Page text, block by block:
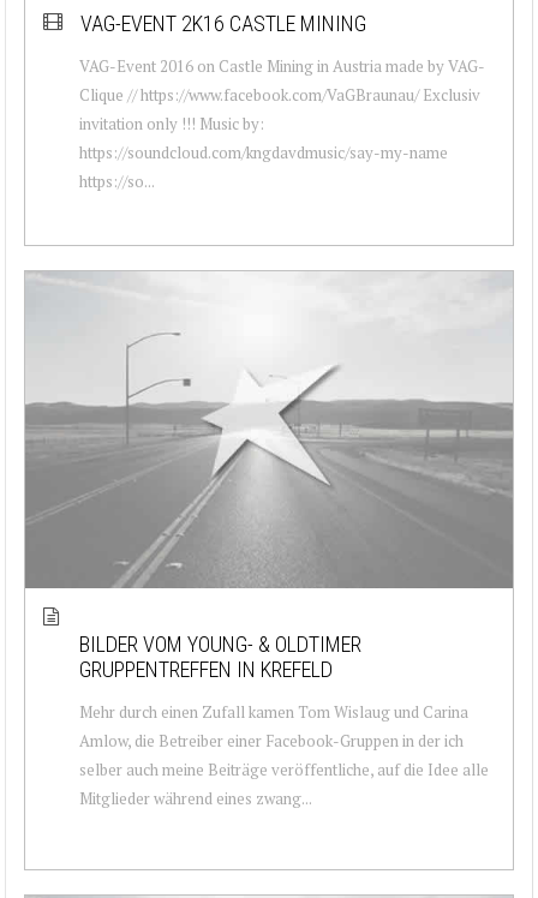
VAG-EVENT 2K16 CASTLE MINING
VAG-Event 2016 on Castle Mining in Austria made by VAG-
Clique // https://www.facebook.com/VaGBraunau/ Exclusiv
invitation only !!! Music by:
https://soundcloud.com/kngdavdmusic/say-my-name
https://so...
BILDER VOM YOUNG- & OLDTIMER
GRUPPENTREFFEN IN KREFELD
Mehr durch einen Zufall kamen Tom Wislaug und Carina
Amlow, die Betreiber einer Facebook-Gruppen in der ich
selber auch meine Beiträge veröffentliche, auf die Idee alle
Mitglieder während eines zwang...